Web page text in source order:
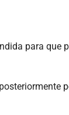
para que